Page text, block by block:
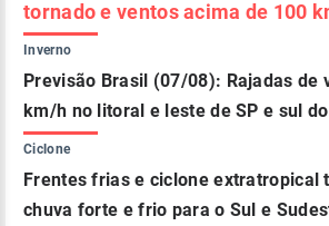
tornado e ventos acima de 100
Inverno
Previsão Brasil (07/08): Rajadas de
km/h no litoral e leste de SP e sul
Ciclone
Frentes frias e ciclone extratropical
chuva forte e frio para o Sul e